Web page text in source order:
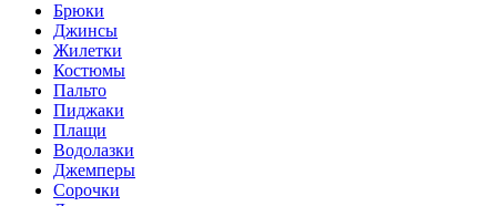
Брюки
Джинсы
Жилетки
Костюмы
Пальто
Пиджаки
Плащи
Водолазки
Джемперы
Сорочки